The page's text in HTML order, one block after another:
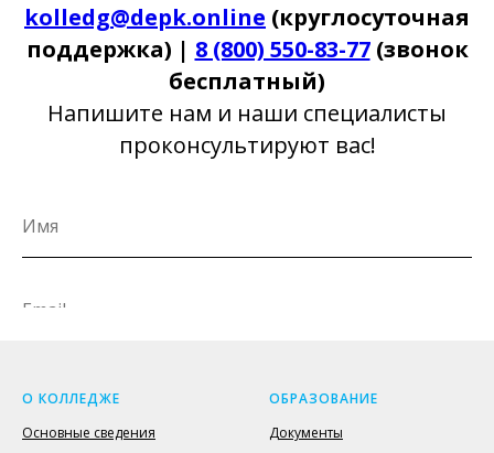
kolledg@depk.online (круглосуточная
поддержка) | 8 (800) 550-83-77(звонок
бесплатный)
Напишите нам и наши специалисты
проконсультируют вас!
О КОЛЛЕДЖЕ
Основные сведения
ОБРАЗОВАНИЕ
Документы